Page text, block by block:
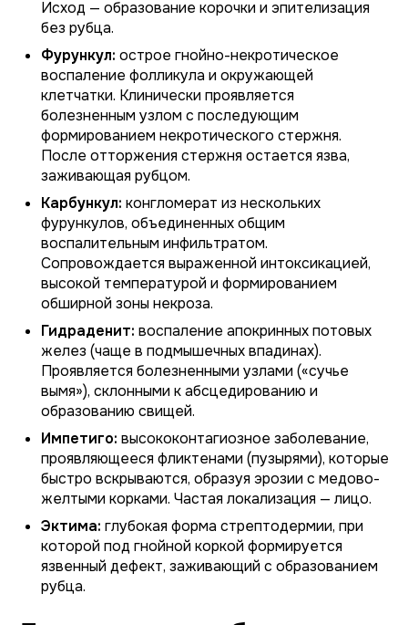
Исход — образование корочки и эпителизация
без рубца.
Фурункул: острое гнойно-некротическое
воспаление фолликула и окружающей
клетчатки. Клинически проявляется
болезненным узлом с последующим
формированием некротического стержня.
После отторжения стержня остается язва,
заживающая рубцом.
Карбункул: конгломерат из нескольких
фурункулов, объединенных общим
воспалительным инфильтратом.
Сопровождается выраженной интоксикацией,
высокой температурой и формированием
обширной зоны некроза.
Гидраденит: воспаление апокринных потовых
желез (чаще в подмышечных впадинах).
Проявляется болезненными узлами («сучье
вымя»), склонными к абсцедированию и
образованию свищей.
Импетиго: высококонтагиозное заболевание,
проявляющееся фликтенами (пузырями), которые
быстро вскрываются, образуя эрозии с медово-
желтыми корками. Частая локализация — лицо.
Эктима: глубокая форма стрептодермии, при
которой под гнойной коркой формируется
язвенный дефект, заживающий с образованием
рубца.